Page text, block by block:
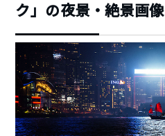
ク」の夜景・絶景画像